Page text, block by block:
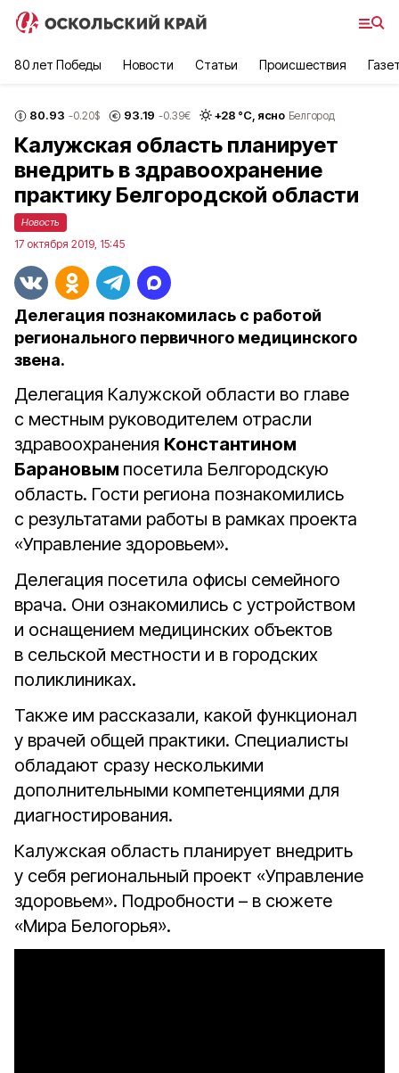
80 лет Победы Новости Статьи Происшествия
80.93 -0.20$ 93.19 -0.39€ +28 °С, ясно Белгород
Калужская область планирует
внедрить в здравоохранение
практику Белгородской области
Новость
17 октября 2019, 15:45
Делегация познакомилась с работой
регионального первичного медицинского
звена.
Делегация Калужской области во главе
с местным руководителем отрасли
здравоохранения Константином
Барановым посетила Белгородскую
область. Гости региона познакомились
с результатами работы в рамках проекта
«Управление здоровьем».
Делегация посетила офисы семейного
врача. Они ознакомились с устройством
и оснащением медицинских объектов
в сельской местности и в городских
поликлиниках.
Также им рассказали, какой функционал
у врачей общей практики. Специалисты
обладают сразу несколькими
дополнительными компетенциями для
диагностирования.
Калужская область планирует внедрить
у себя региональный проект «Управление
здоровьем». Подробности – в сюжете
«Мира Белогорья».